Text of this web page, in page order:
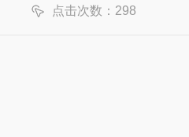
点击次数：298